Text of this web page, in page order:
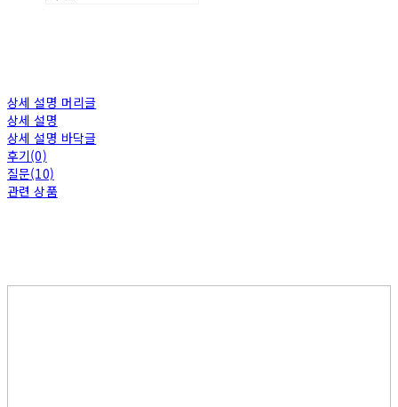
상세 설명 머리글
상세 설명
상세 설명 바닥글
후기(0)
질문(10)
관련 상품